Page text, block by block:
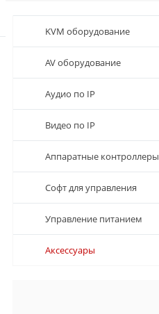
KVM оборудование
AV оборудование
Аудио по IP
Видео по IP
Аппаратные контроллеры
Софт для управления
Управление питанием
Аксессуары